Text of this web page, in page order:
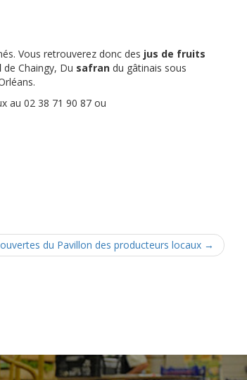
Vous retrouverez donc des jus de fruits
de Chaingy, Du safrandu gâtinais sous
au 02 38 71 90 87 ou
du Pavillon des producteurs locaux →